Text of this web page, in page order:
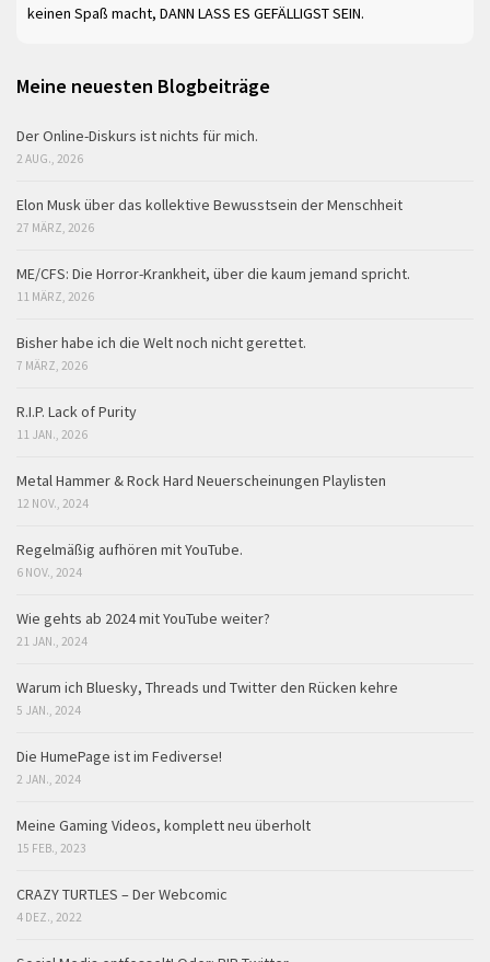
keinen Spaß macht, DANN LASS ES GEFÄLLIGST SEIN.
Meine neuesten Blogbeiträge
Der Online-Diskurs ist nichts für mich.
2 AUG., 2026
Elon Musk über das kollektive Bewusstsein der Menschheit
27 MÄRZ, 2026
ME/CFS: Die Horror-Krankheit, über die kaum jemand spricht.
11 MÄRZ, 2026
Bisher habe ich die Welt noch nicht gerettet.
7 MÄRZ, 2026
R.I.P. Lack of Purity
11 JAN., 2026
Metal Hammer & Rock Hard Neuerscheinungen Playlisten
12 NOV., 2024
Regelmäßig aufhören mit YouTube.
6 NOV., 2024
Wie gehts ab 2024 mit YouTube weiter?
21 JAN., 2024
Warum ich Bluesky, Threads und Twitter den Rücken kehre
5 JAN., 2024
Die HumePage ist im Fediverse!
2 JAN., 2024
Meine Gaming Videos, komplett neu überholt
15 FEB., 2023
CRAZY TURTLES – Der Webcomic
4 DEZ., 2022